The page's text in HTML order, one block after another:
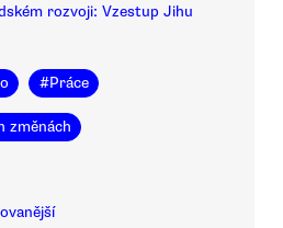
rozvoji: Vzestup Jihu
#Práce
změnách